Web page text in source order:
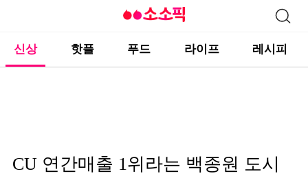
신상 핫플 푸드 라이프 레시피
CU 연간매출 1위라는 백종원 도시